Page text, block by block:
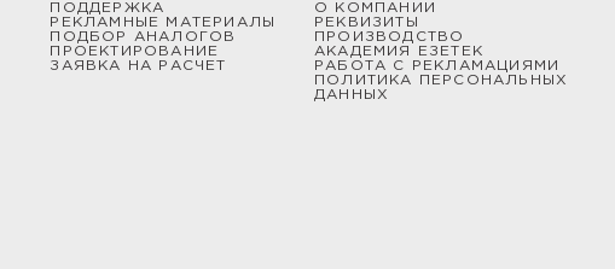
ПОДДЕРЖКА
РЕКЛАМНЫЕ МАТЕРИАЛЫ
ПОДБОР АНАЛОГОВ
ПРОЕКТИРОВАНИЕ
ЗАЯВКА НА РАСЧЕТ
О КОМПАНИИ
РЕКВИЗИТЫ
ПРОИЗВОДСТВО
АКАДЕМИЯ ЕЗЕТЕК
РАБОТА С РЕКЛАМАЦИЯМИ
ПОЛИТИКА ПЕРСОНАЛЬНЫХ
ДАННЫХ